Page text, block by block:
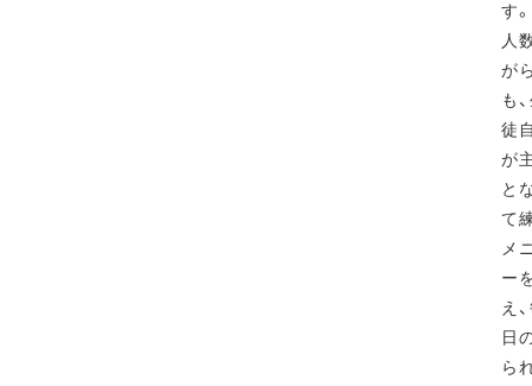
す
人
が
も
徒
が
と
て
メ
ー
え
日
ら